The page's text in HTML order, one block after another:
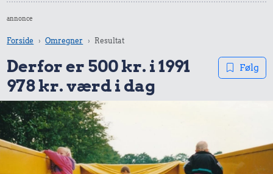
annonce
Forside Omregner Resultat
Derfor er 500 kr. i 1991
978 kr. værd i dag
Følg